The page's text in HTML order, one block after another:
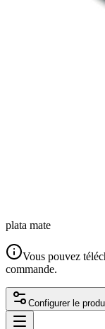
plata mate
Vous pouvez
commande.
Configurer le